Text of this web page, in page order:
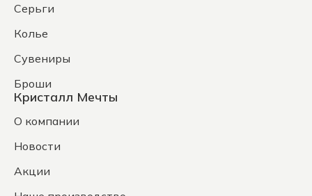
Серьги
Колье
Сувениры
Броши
Кристалл Мечты
О компании
Новости
Акции